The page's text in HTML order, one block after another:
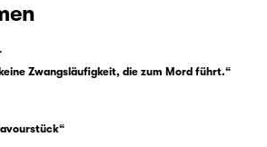
und ihm zu Hilfe
die Kaserne. Und dann gibt
er liebt und mit der er ein
sollte er helfen. Mehr, als
nicht, und ihm auch nicht.
Zwangsläufigkeit, die zum Mord führt.“